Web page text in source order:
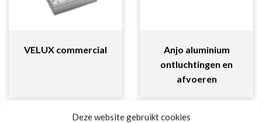
Deze website gebruikt cookies
VELUX commercial
Anjo aluminium
ontluchtingen en
afvoeren